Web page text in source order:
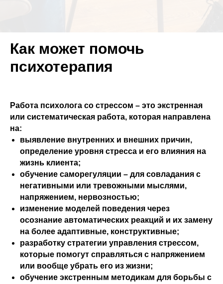
Как может помочь
психотерапия
Работа психолога со стрессом – это экстренная
или систематическая работа, которая направлена
на:
выявление внутренних и внешних причин,
определение уровня стресса и его влияния на
жизнь клиента;
обучение саморегуляции – для совладания с
негативными или тревожными мыслями,
напряжением, нервозностью;
изменение моделей поведения через
осознание автоматических реакций и их замену
на более адаптивные, конструктивные;
разработку стратегии управления стрессом,
которые помогут справляться с напряжением
или вообще убрать его из жизни;
обучение экстренным методикам для борьбы с